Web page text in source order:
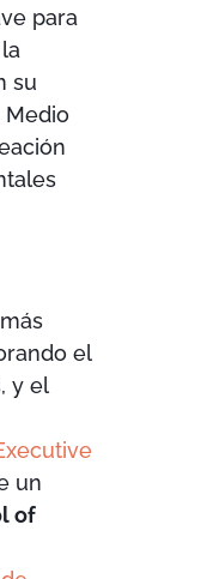
para
su
Medio
el
y el
un
of